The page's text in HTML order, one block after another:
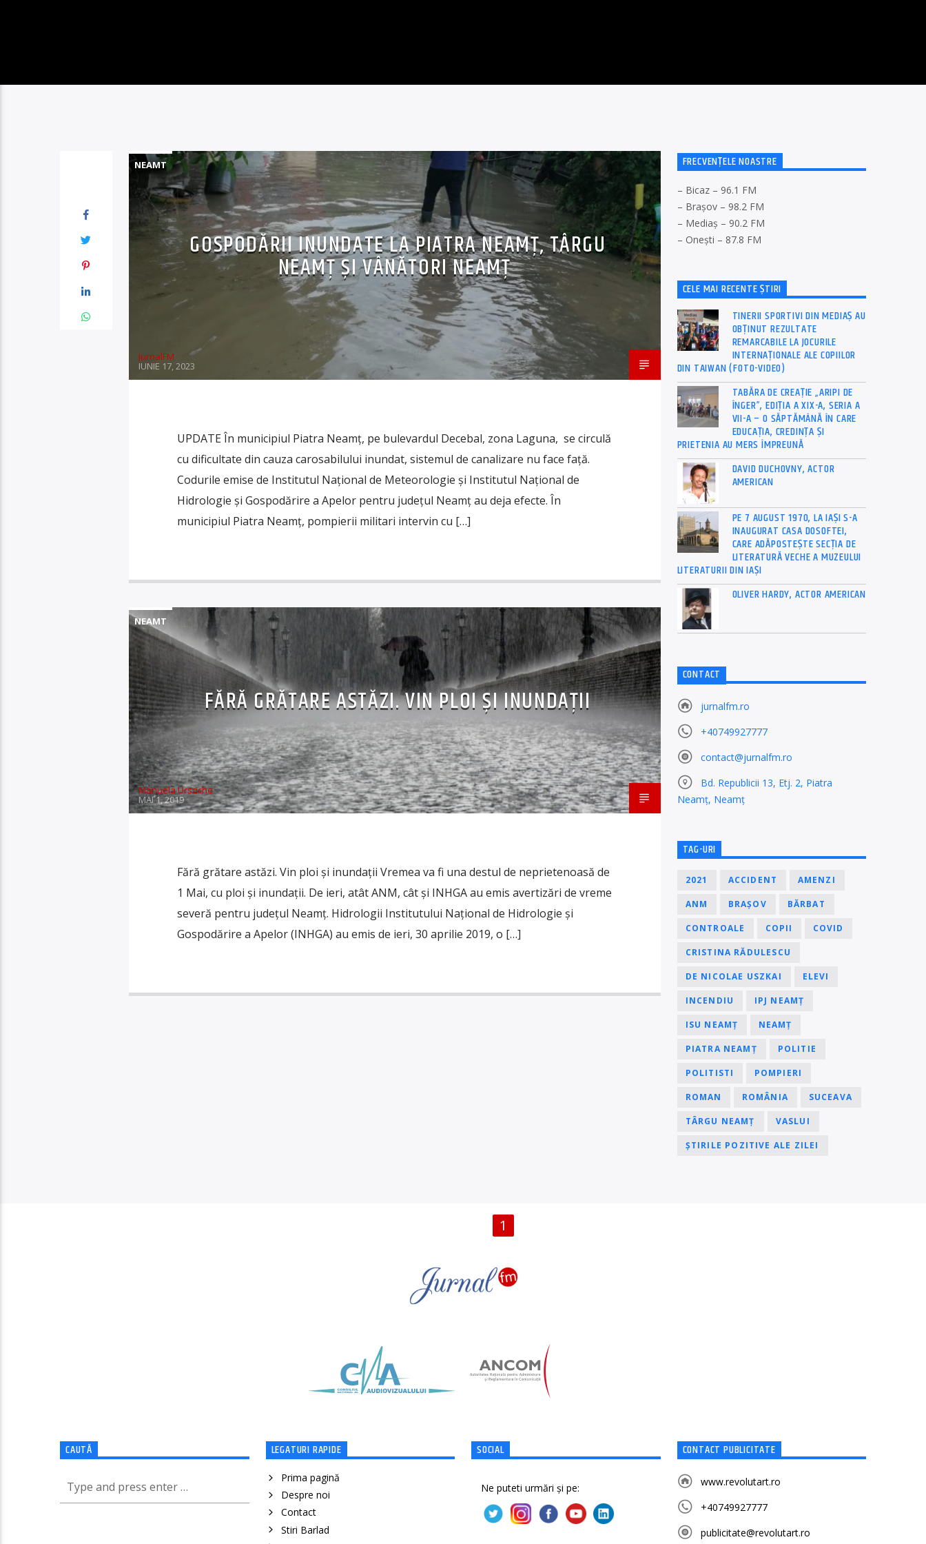
NEAMT
GOSPODĂRII INUNDATE LA PIATRA NEAMȚ, TÂRGU
NEAMȚ ȘI VÂNĂTORI NEAMȚ
JurnalFM
IUNIE 17, 2023
UPDATE În municipiul Piatra Neamț, pe bulevardul Decebal, zona Laguna, se circulă
cu dificultate din cauza carosabilului inundat, sistemul de canalizare nu face față.
Codurile emise de Institutul Național de Meteorologie și Institutul Național de
Hidrologie și Gospodărire a Apelor pentru județul Neamț au deja efecte. În
municipiul Piatra Neamț, pompierii militari intervin cu […]
NEAMT
FĂRĂ GRĂTARE ASTĂZI. VIN PLOI ȘI INUNDAȚII
Manuela Ursache
MAI 1, 2019
Fără grătare astăzi. Vin ploi și inundații Vremea va fi una destul de neprietenoasă de
1 Mai, cu ploi și inundații. De ieri, atât ANM, cât și INHGA au emis avertizări de vreme
severă pentru județul Neamț. Hidrologii Institutului Naţional de Hidrologie şi
Gospodărire a Apelor (INHGA) au emis de ieri, 30 aprilie 2019, o […]
FRECVENȚELE NOASTRE
– Bicaz – 96.1 FM
– Brașov – 98.2 FM
– Mediaș – 90.2 FM
– Onești – 87.8 FM
CELE MAI RECENTE ȘTIRI
TINERII SPORTIVI DIN MEDIAȘ AU
OBȚINUT REZULTATE
REMARCABILE LA JOCURILE
INTERNAȚIONALE ALE COPIILOR
DIN TAIWAN (FOTO-VIDEO)
TABĂRA DE CREAȚIE „ARIPI DE
ÎNGER”, EDIȚIA A XIX-A, SERIA A
VII-A – O SĂPTĂMÂNĂ ÎN CARE
EDUCAȚIA, CREDINȚA ȘI
PRIETENIA AU MERS ÎMPREUNĂ
DAVID DUCHOVNY, ACTOR
AMERICAN
PE 7 AUGUST 1970, LA IAŞI S-A
INAUGURAT CASA DOSOFTEI,
CARE ADĂPOSTEŞTE SECŢIA DE
LITERATURĂ VECHE A MUZEULUI
LITERATURII DIN IAŞI
OLIVER HARDY, ACTOR AMERICAN
CONTACT
jurnalfm.ro
+40749927777
contact@jurnalfm.ro
Bd. Republicii 13, Etj. 2, Piatra
Neamț, Neamț
TAG-URI
2021 ACCIDENT AMENZI
ANM BRAȘOV BĂRBAT
CONTROALE COPII COVID
CRISTINA RĂDULESCU
DE NICOLAE USZKAI ELEVI
INCENDIU IPJ NEAMȚ
ISU NEAMȚ NEAMȚ
PIATRA NEAMȚ POLITIE
POLITISTI POMPIERI
ROMAN ROMÂNIA SUCEAVA
TÂRGU NEAMȚ VASLUI
ȘTIRILE POZITIVE ALE ZILEI
1
CAUTĂ LEGATURI RAPIDE
Prima pagină
Despre noi
Contact
Stiri Barlad
SOCIAL
Ne puteti urmări și pe:
CONTACT PUBLICITATE
www.revolutart.ro
+40749927777
publicitate@revolutart.ro